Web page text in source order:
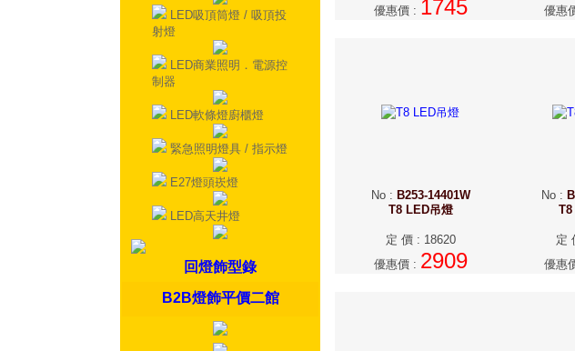
LED吸頂筒燈 / 吸頂投
射燈
LED商業照明．電源控
制器
LED軟條燈廚櫃燈
緊急照明燈具 / 指示燈
E27燈頭崁燈
LED高天井燈
回燈飾型錄
B2B燈飾平價二館
優惠價: 1745
優惠
No: B253-14401W
T8 LED吊燈
定 價: 18620
優惠價: 2909
No :
T8
定
優惠